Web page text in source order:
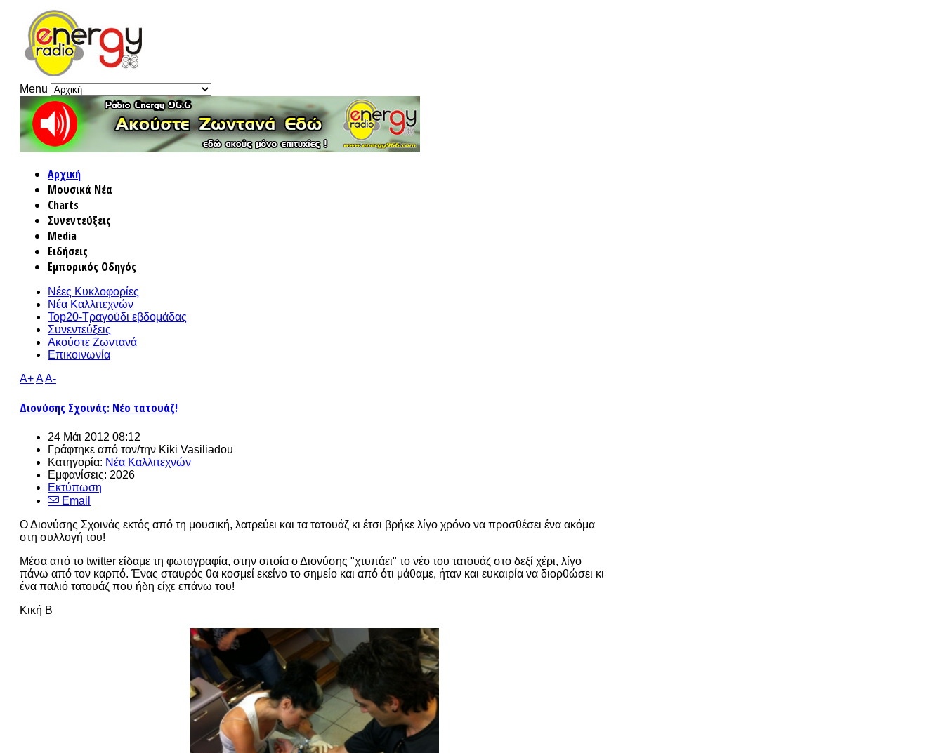
Menu
Αρχική
Μουσικά Νέα
Charts
Συνεντεύξεις
Media
Ειδήσεις
Εμπορικός Οδηγός
Νέες Κυκλοφορίες
Νέα Καλλιτεχνών
Top20-Τραγούδι εβδομάδας
Συνεντεύξεις
Ακούστε Ζωντανά
Επικοινωνία
A+AA-
Διονύσης Σχοινάς: Νέο τατουάζ!
24 Μάι 2012 08:12
Γράφτηκε από τον/την Kiki Vasiliadou
Κατηγορία: Νέα Καλλιτεχνών
Εμφανίσεις: 2026
Εκτύπωση
Email
Ο Διονύσης Σχοινάς εκτός από τη μουσική, λατρεύει και τα τατουάζ κι έτσι βρήκε λίγο χρόνο να προσθέσει ένα ακόμα
στη συλλογή του!
Μέσα από το twitter είδαμε τη φωτογραφία, στην οποία ο Διονύσης "χτυπάει" το νέο του τατουάζ στο δεξί χέρι, λίγο
πάνω από τον καρπό. Ένας σταυρός θα κοσμεί εκείνο το σημείο και από ότι μάθαμε, ήταν και ευκαιρία να διορθώσει κι
ένα παλιό τατουάζ που ήδη είχε επάνω του!
Κική Β